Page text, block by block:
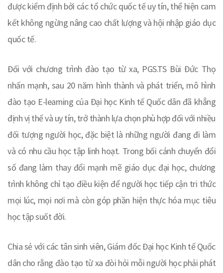
được kiểm định bởi các tổ chức quốc tế uy tín, thể hiện cam
kết không ngừng nâng cao chất lượng và hội nhập giáo dục
quốc tế.
Đối với chương trình đào tạo từ xa, PGS.TS Bùi Đức Thọ
nhấn mạnh, sau 20 năm hình thành và phát triển, mô hình
đào tạo E-learning của Đại học Kinh tế Quốc dân đã khẳng
định vị thế và uy tín, trở thành lựa chọn phù hợp đối với nhiều
đối tượng người học, đặc biệt là những người đang đi làm
và có nhu cầu học tập linh hoạt. Trong bối cảnh chuyển đổi
số đang làm thay đổi mạnh mẽ giáo dục đại học, chương
trình không chỉ tạo điều kiện để người học tiếp cận tri thức
mọi lúc, mọi nơi mà còn góp phần hiện thực hóa mục tiêu
học tập suốt đời.
Chia sẻ với các tân sinh viên, Giám đốc Đại học Kinh tế Quốc
dân cho rằng đào tạo từ xa đòi hỏi mỗi người học phải phát